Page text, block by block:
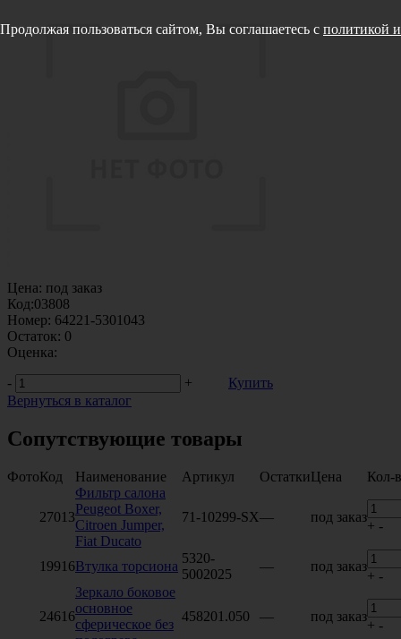
Цена: под заказ
Код:03808
Номер: 64221-5301043
Остаток: 0
Оценка:
-
+
Купить
Вернуться в каталог
Сопутствующие товары
ФотоКод Наименование Артикул ОстаткиЦена Кол-
27013
Фильтр салона
Peugeot Boxer,
Citroen Jumper,
Fiat Ducato
71-10299-SX— под заказ
+ -
19916Втулка торсиона
5320-
5002025
— под заказ
+ -
24616
Зеркало боковое
основное
сферическое без
458201.050 — под заказ
+ -
Продолжая пользоваться сайтом, Вы соглашаетесь с политикой